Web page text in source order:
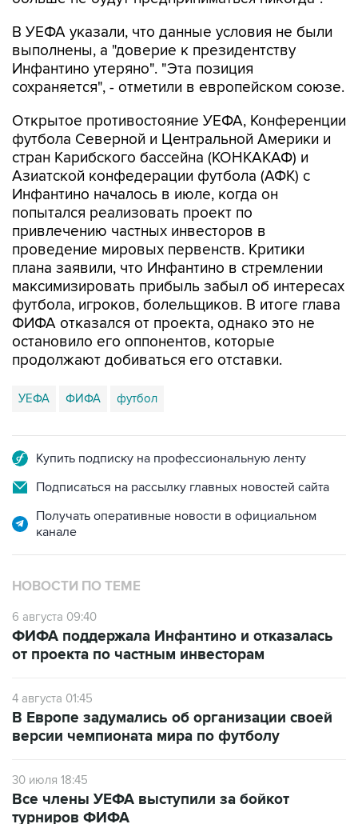
В УЕФА указали, что данные условия не были
выполнены, а "доверие к президентству
Инфантино утеряно". "Эта позиция
сохраняется", - отметили в европейском союзе.
Открытое противостояние УЕФА, Конференции
футбола Северной и Центральной Америки и
стран Карибского бассейна (КОНКАКАФ) и
Азиатской конфедерации футбола (АФК) с
Инфантино началось в июле, когда он
попытался реализовать проект по
привлечению частных инвесторов в
проведение мировых первенств. Критики
плана заявили, что Инфантино в стремлении
максимизировать прибыль забыл об интересах
футбола, игроков, болельщиков. В итоге глава
ФИФА отказался от проекта, однако это не
остановило его оппонентов, которые
продолжают добиваться его отставки.
УЕФА ФИФА футбол
Купить подписку на профессиональную ленту
Подписаться на рассылку главных новостей сайта
Получать оперативные новости в официальном
канале
НОВОСТИ ПО ТЕМЕ
6 августа 09:40
ФИФА поддержала Инфантино и отказалась
от проекта по частным инвесторам
4 августа 01:45
В Европе задумались об организации своей
версии чемпионата мира по футболу
30 июля 18:45
Все члены УЕФА выступили за бойкот
турниров ФИФА